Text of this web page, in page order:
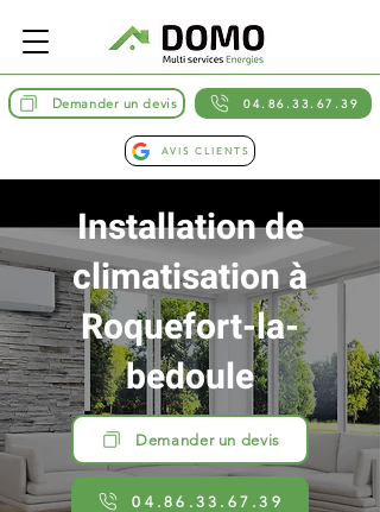
Demander un devis 04.86.33.67.39
AVIS CLIENTS
Installation de
climatisation à
Roquefort-la-
bedoule
Demander un devis
04.86.33.67.39